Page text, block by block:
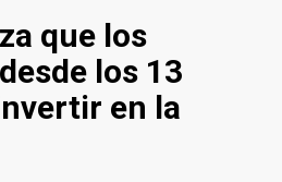
que los
los 13
en la